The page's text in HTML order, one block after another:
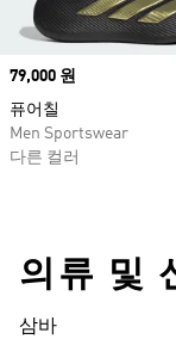
Price
79,000 원
퓨어칠
Men Sportswear
다른 컬러
의류 및
삼바